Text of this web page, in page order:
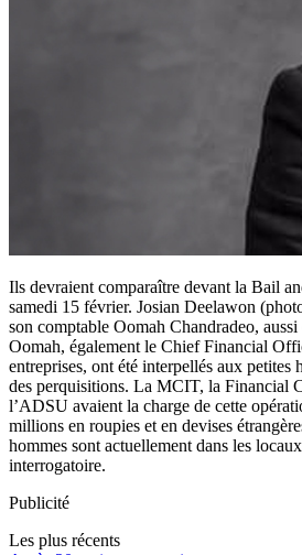
Ils devraient comparaître devant la Bail
samedi 15 février. Josian Deelawon
son comptable Oomah Chandradeo,
Oomah, également le Chief Financial
entreprises, ont été interpellés aux petites
des perquisitions. La MCIT, la Financial
l’ADSU avaient la charge de cette
millions en roupies et en devises
hommes sont actuellement dans les
interrogatoire.
Publicité
Les plus récents